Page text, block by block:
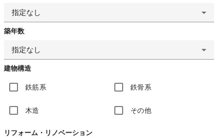
指定なし
築年数
指定なし
建物構造
鉄筋系 鉄骨系
木造 その他
リフォーム・リノベーション